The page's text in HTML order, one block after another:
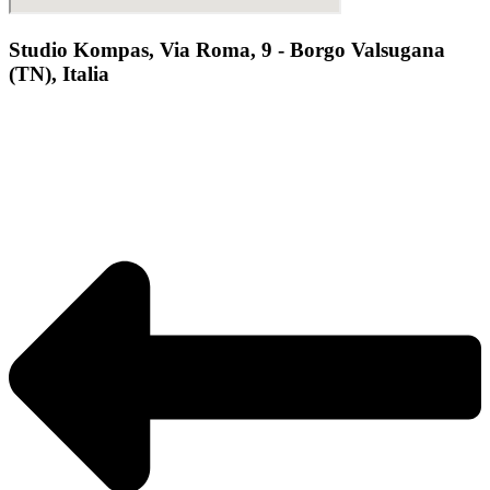
Studio Kompas, Via Roma, 9 - Borgo Valsugana
(TN), Italia